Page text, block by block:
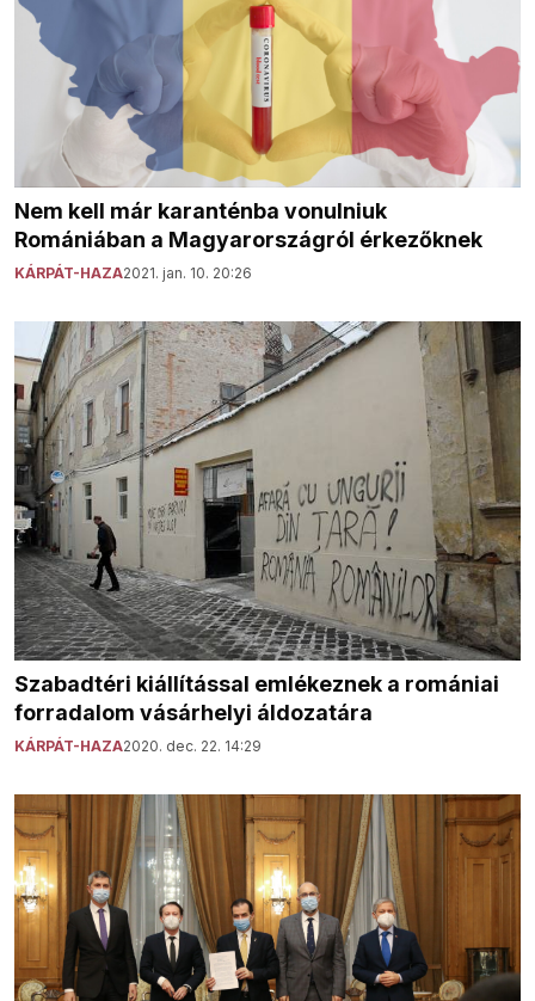
Nem kell már karanténba vonulniuk
Romániában a Magyarországról érkezőknek
KÁRPÁT-HAZA2021. jan. 10. 20:26
Szabadtéri kiállítással emlékeznek a romániai
forradalom vásárhelyi áldozatára
KÁRPÁT-HAZA2020. dec. 22. 14:29